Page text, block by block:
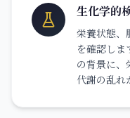
生化学的
栄養状態、
を確認し
の背景に、
代謝の乱れ